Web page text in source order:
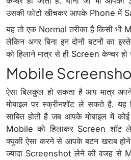
उसकी फोटो खीचकर आपके Phone में
यह तो एक Normal तरीका है किसी भी
लेकिन अगर बिना इन दोनों बटनों का
को हिलाने मात्र से ही Screen केप्चर हो
Mobile
ऐसा बिलकुल हो सकता है आप मात्र
मोबाइल पर स्क्रीनशॉट ले सकते है. यह
साबित होती है जब आपके मोबाइल में
Mobile को हिलाकर Screen शॉट
क्युकी ऐसा करने से आपके बटन खराब
ज्यादा Screenshot लेने की वजह से